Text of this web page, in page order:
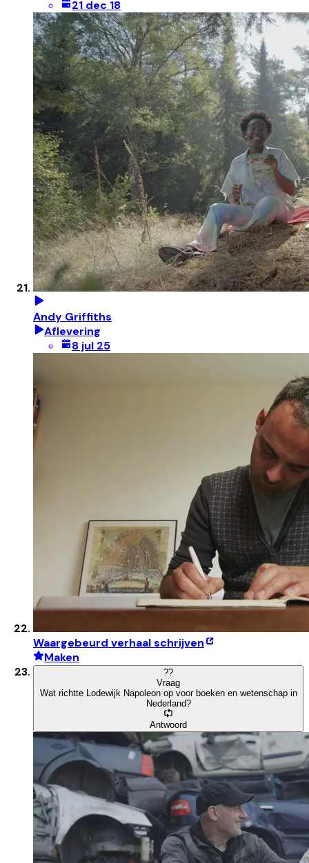
21 dec 18
Andy Griffiths
Aflevering
8 jul 25
Waargebeurd verhaal schrijven
Maken
??
Vraag
Wat richtte Lodewijk Napoleon op voor boeken en wetenschap in
Nederland?
Antwoord